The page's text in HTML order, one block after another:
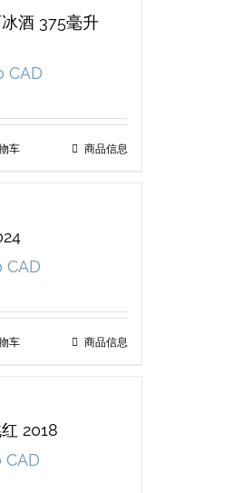
酒 375毫升
CAD
车 商品信息
CAD
车 商品信息
2018
CAD